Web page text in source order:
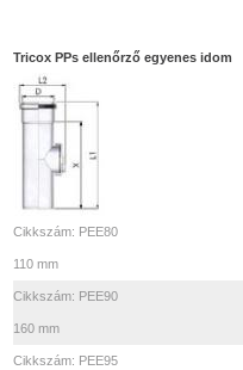
Tricox PPs ellenőrző egyenes idom
Cikkszám: PEE80
110 mm
Cikkszám: PEE90
160 mm
Cikkszám: PEE95